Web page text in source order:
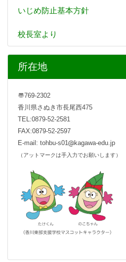
いじめ防止基本方針
校長室より
所在地
〠769-2302
香川県さぬき市長尾西475
TEL:0879-52-2581
FAX:0879-52-2597
E-mail: tohbu-s01
kagawa-edu.jp
（アットマークは手入力でお願いします）